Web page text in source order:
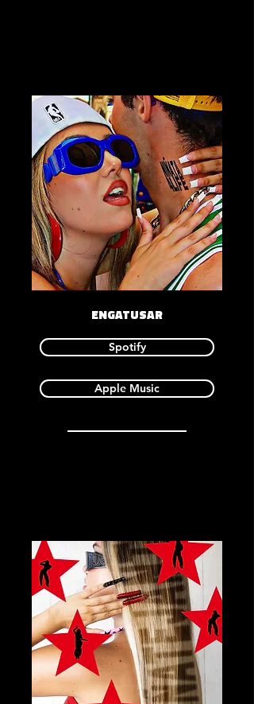
ENGATUSAR
Spotify
Apple Music